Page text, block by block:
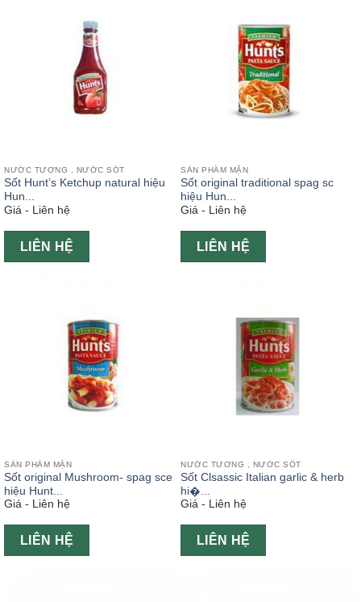
NƯỚC TƯƠNG , NƯỚC SỐT
Sốt Hunt’s Ketchup natural hiệu
Hun...
Giá - Liên hệ
LIÊN HỆ
SẢN PHẨM MẶN
Sốt original traditional spag sc
hiệu Hun...
Giá - Liên hệ
LIÊN HỆ
SẢN PHẨM MẶN
Sốt original Mushroom- spag sce
hiệu Hunt...
Giá - Liên hệ
LIÊN HỆ
NƯỚC TƯƠNG , NƯỚC SỐT
Sốt Clsassic Italian garlic & herb
hi�...
Giá - Liên hệ
LIÊN HỆ